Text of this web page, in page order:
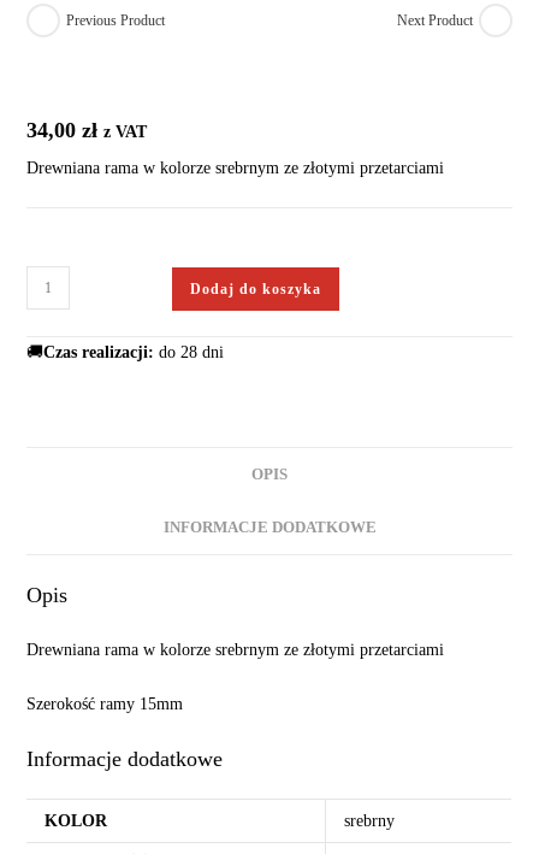
Previous Product Next Product
34,00zł z VAT
Drewniana rama w kolorze srebrnym ze złotymi przetarciami
Dodaj do koszyka
🚚Czas realizacji:do 28 dni
OPIS
INFORMACJE DODATKOWE
Opis
Drewniana rama w kolorze srebrnym ze złotymi przetarciami
Szerokość ramy 15mm
Informacje dodatkowe
KOLOR srebrny